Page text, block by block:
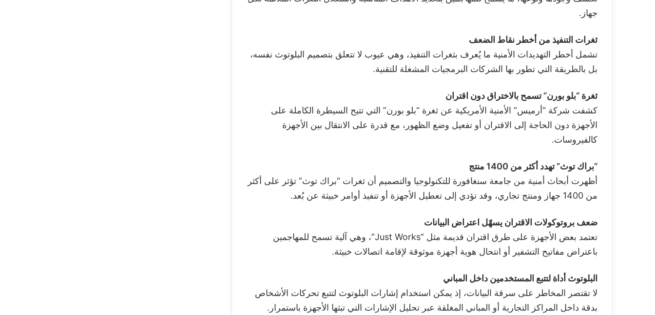
جهاز.
ثغرات التنفيذ من أخطر نقاط الضعف
تشمل أخطر التهديدات الأمنية ما يُعرف بثغرات التنفيذ، وهي عيوب لا تتعلق بتصميم البلوتوث نفسه،
بل بالطريقة التي تطور بها الشركات البرمجيات المشغلة للتقنية.
ثغرة “بلو بورن” تسمح بالاختراق دون اقتران
كشفت شركة “أرميس” الأمنية الأمريكية عن ثغرة “بلو بورن” التي تتيح السيطرة الكاملة على
الأجهزة دون الحاجة إلى الاقتران أو تفعيل وضع الظهور، مع قدرة على الانتقال بين الأجهزة
كالفيروسات.
“براك توث” تهدد أكثر من 1400 منتج
أظهرت أبحاث أمنية من جامعة سنغافورة للتكنولوجيا والتصميم أن ثغرات “براك توث” تؤثر على أكثر
من 1400 جهاز ومنتج تجاري، وقد تؤدي إلى تعطيل الأجهزة أو تنفيذ أوامر خبيثة عن بُعد.
ضعف بروتوكولات الاقتران يسهّل اعتراض البيانات
تعتمد بعض الأجهزة على طرق اقتران قديمة مثل “Just Works”، وهي آلية تسمح للمهاجمين
باعتراض مفاتيح التشفير أو انتحال هوية أجهزة موثوقة لإقامة اتصالات خبيثة.
البلوتوث أداة لتتبع المستخدمين داخل المباني
لا تقتصر المخاطر على سرقة البيانات، إذ يمكن استخدام إشارات البلوتوث لتتبع تحركات الأشخاص
بدقة داخل المراكز التجارية أو المباني المغلقة عبر تحليل الإشارات التي تبثها الأجهزة باستمرار.